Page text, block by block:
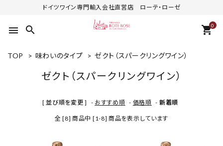
ドイツワイン専門輸入会社直営店 ローテ・ローゼ
menu search 0
shopping_cart
TOP > 味わいのタイプ > ゼクト（スパークリングワイン）
ゼクト（スパークリングワイン）
[ 並び順を変更 ] - おすすめ順 - 価格順 - 新着順
全 [8] 商品中 [1-8] 商品を表示しています